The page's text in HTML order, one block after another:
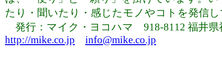
たり・聞いたり・感じたモノやコトを発信
発行：マイク・ヨコハマ 918-8112 福井
http://mike.co.jp
info@mike.co.jp